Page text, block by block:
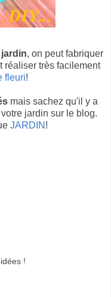
, on peut fabriquer
réaliser très facilement
fleuri!
mais sachez qu'il y a
jardin sur le blog.
JARDIN !
!